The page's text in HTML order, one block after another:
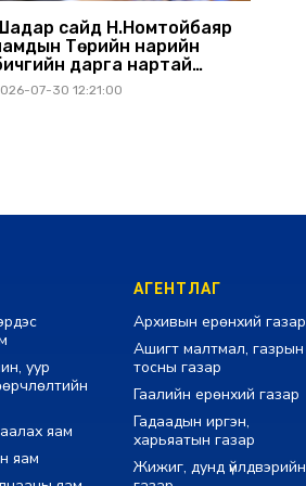
сайд Н.Номтойбаяр
Төрийн нарийн
дарга нартай
хуралдлаа
07-30 12:21:00
уур
яам
яам
АГЕНТЛАГ
Архивын ерөнхий газар
Ашигт малтмал, газрын
тосны газар
Гаалийн ерөнхий газар
Гадаадын иргэн,
харьяатын газар
Жижиг, дунд үйлдвэрийн